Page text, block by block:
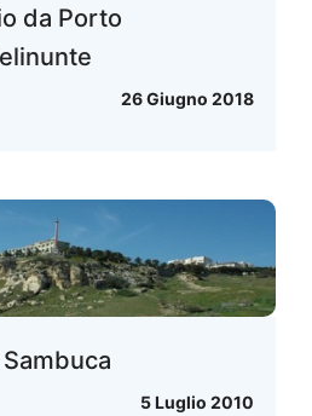
da Porto
26 Giugno 2018
5 Luglio 2010